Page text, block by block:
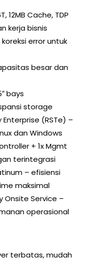
12MB Cache, TDP
kerja bisnis
koreksi error untuk
kapasitas besar dan
bays
storage
(RSTe) –
dan Windows
+ 1x Mgmt
terintegrasi
– efisiensi
maksimal
Onsite Service –
operasional
terbatas, mudah